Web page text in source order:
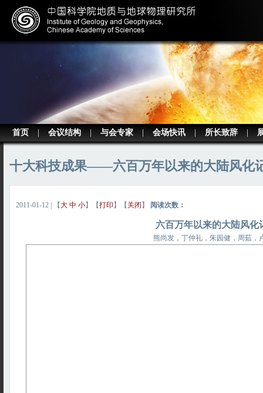
首页 会议结构 与会专家 会场快讯 所长致辞
十大科技成果——六百万年以来的大陆风化
2011-01-12 | 【大 中 小】【打印 】【 关闭 】 阅读次数：
六百万年以来的大陆风化
熊尚发，丁仲礼，朱园健，周茹，